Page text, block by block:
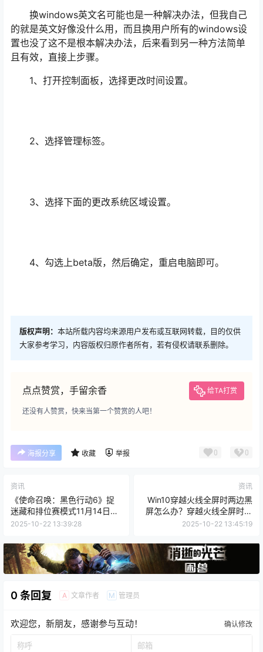
换windows英文名可能也是一种解决办法，但我自己
的就是英文好像没什么用，而且换用户所有的windows设
置也没了这不是根本解决办法，后来看到另一种方法简单
且有效，直接上步骤。
1、打开控制面板，选择更改时间设置。
2、选择管理标签。
3、选择下面的更改系统区域设置。
4、勾选上beta版，然后确定，重启电脑即可。
版权声明： 本站所载内容均来源用户发布或互联网转载，目的仅供
大家参考学习，内容版权归原作者所有，若有侵权请联系删除。
点点赞赏，手留余香 给TA打赏
还没有人赞赏，快来当第一个赞赏的人吧！
海报分享 收藏 举报 0 0
资讯
《使命召唤：黑色行动6》捉
迷藏和排位赛模式11月14日回
归
2025-10-22 13:39:28
资讯
Win10穿越火线全屏时两边黑
屏怎么办？穿越火线全屏时两
边黑屏解决方法
2025-10-22 13:45:19
0 条回复 A 文章作者 M 管理员
欢迎您，新朋友，感谢参与互动！ 确认修改